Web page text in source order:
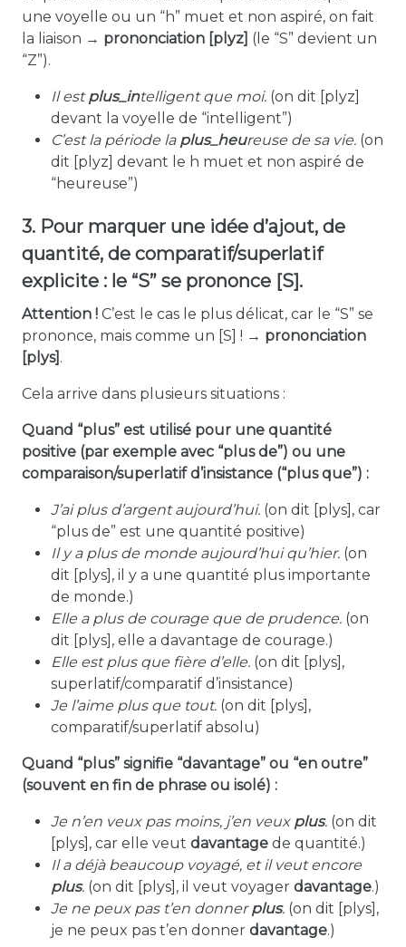
une voyelle ou un “h” muet et non aspiré, on fait
la liaison → prononciation [plyz] (le “S” devient un
“Z”).
Il estplus_intelligent que moi. (on dit [plyz]
devant la voyelle de “intelligent”)
C’est la période la plus_heureuse de sa vie. (on
dit [plyz] devant le h muet et non aspiré de
“heureuse”)
3. Pour marquer une idée d’ajout, de
quantité, de comparatif/superlatif
explicite : le “S” se prononce [S].
Attention ! C’est le cas le plus délicat, car le “S” se
prononce, mais comme un [S] ! → prononciation
[plys] .
Cela arrive dans plusieurs situations :
Quand “plus” est utilisé pour une quantité
positive (par exemple avec “plus de”) ou une
comparaison/superlatif d’insistance (“plus que”) :
J’ai plusd’argent aujourd’hui. (on dit [plys], car
“plus de” est une quantité positive)
Il y a plusde monde aujourd’hui qu’hier. (on
dit [plys], il y a une quantité plus importante
de monde.)
Elle a plusde courage que de prudence. (on
dit [plys], elle a davantage de courage.)
Elle est plusque fière d’elle. (on dit [plys],
superlatif/comparatif d’insistance)
Je l’aime plusque tout. (on dit [plys],
comparatif/superlatif absolu)
Quand “plus” signifie “davantage” ou “en outre”
(souvent en fin de phrase ou isolé) :
Je n’en veux pas moins, j’en veux plus. (on dit
[plys], car elle veut davantage de quantité.)
Il a déjà beaucoup voyagé, et il veut encore
plus. (on dit [plys], il veut voyager davantage.)
Je ne peux pas t’en donnerplus. (on dit [plys],
je ne peux pas t’en donner davantage.)